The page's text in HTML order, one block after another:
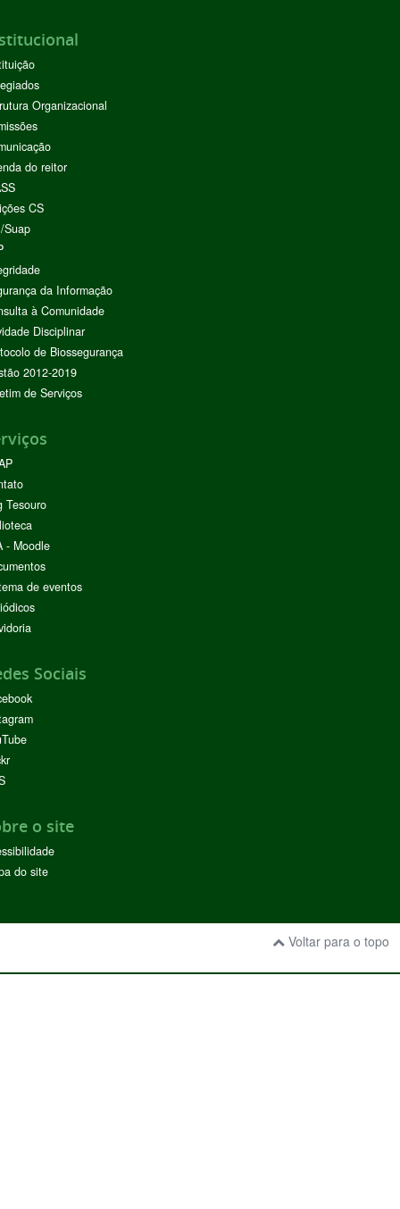
Organizacional
do reitor
CS
Suap
da Informação
à Comunidade
Disciplinar
de Biossegurança
2012-2019
de Serviços
Tesouro
- Moodle
de eventos
Sociais
o site
do site
Voltar para o topo